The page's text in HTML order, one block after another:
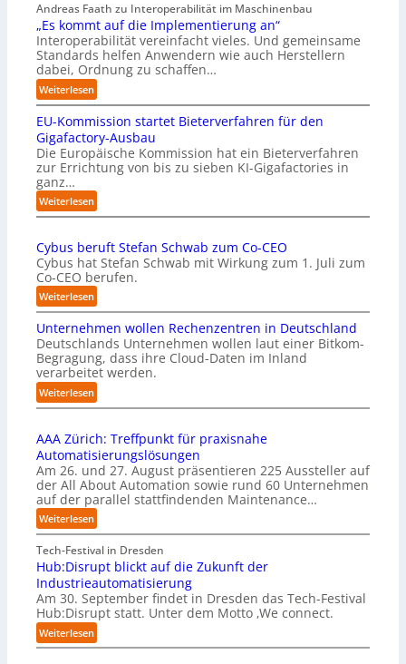
Andreas Faath zu Interoperabilität im Maschinenbau
„Es kommt auf die Implementierung an“
Interoperabilität vereinfacht vieles. Und gemeinsame
Standards helfen Anwendern wie auch Herstellern
dabei, Ordnung zu schaffen…
Weiterlesen:
„
E
s
k
o
m
t
u
f
d
i
e
m
p
l
e
m
e
t
i
e
r
u
n
g
a
n
“
EU-Kommission startet Bieterverfahren für den
Gigafactory-Ausbau
Die Europäische Kommission hat ein Bieterverfahren
zur Errichtung von bis zu sieben KI-Gigafactories in
ganz…
Weiterlesen:
E
-
K
o
m
i
s
s
i
o
n
t
a
r
t
e
t
B
i
e
t
e
r
v
e
r
Cybus beruft Stefan Schwab zum Co-CEO
Cybus hat Stefan Schwab mit Wirkung zum 1. Juli zum
Co-CEO berufen.
Weiterlesen:
C
y
b
u
s
b
e
u
f
t
S
t
e
f
n
S
c
h
w
a
b
Unternehmen wollen Rechenzentren in Deutschland
Deutschlands Unternehmen wollen laut einer Bitkom-
Begragung, dass ihre Cloud-Daten im Inland
verarbeitet werden.
Weiterlesen:
U
t
e
r
n
e
m
w
o
l
l
e
AAA Zürich: Treffpunkt für praxisnahe
Automatisierungslösungen
Am 26. und 27. August präsentieren 225 Aussteller auf
der All About Automation sowie rund 60 Unternehmen
auf der parallel stattfindenden Maintenance…
Weiterlesen:
A
A
A
Z
ü
r
i
c
Tech-Festival in Dresden
Hub:Disrupt blickt auf die Zukunft der
Industrieautomatisierung
Am 30. September findet in Dresden das Tech-Festival
Hub:Disrupt statt. Unter dem Motto ‚We connect.
Weiterlesen:
H